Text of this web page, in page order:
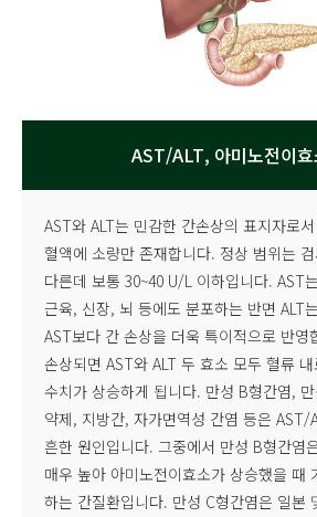
AST/ALT, 아미노전이효
AST와 ALT는 민감한 간손상의 표지자로
혈액에 소량만 존재합니다. 정상 범위는
다른데 보통 30~40 U/L 이하입니다. AST
근육, 신장, 뇌 등에도 분포하는 반면 ALT
AST보다 간 손상을 더욱 특이적으로 반영
손상되면 AST와 ALT 두 효소 모두 혈류
수치가 상승하게 됩니다. 만성 B형간염,
약제, 지방간, 자가면역성 간염 등은 AST/
흔한 원인입니다. 그중에서 만성 B형간염
매우 높아 아미노전이효소가 상승했을 때
하는 간질환입니다. 만성 C형간염은 일본